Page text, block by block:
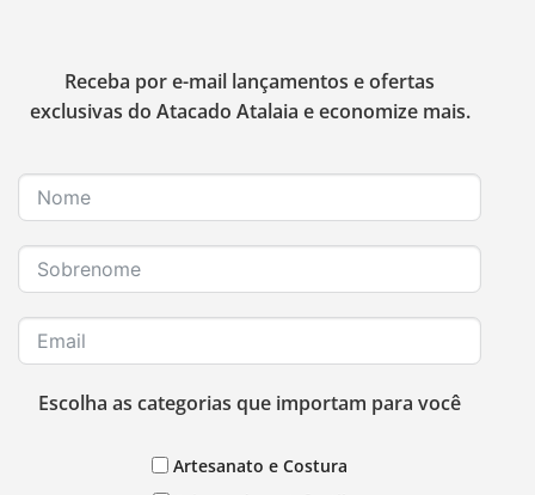
Receba por e-mail lançamentos e ofertas
exclusivas do Atacado Atalaia e economize mais.
Escolha as categorias que importam para você
Artesanato e Costura